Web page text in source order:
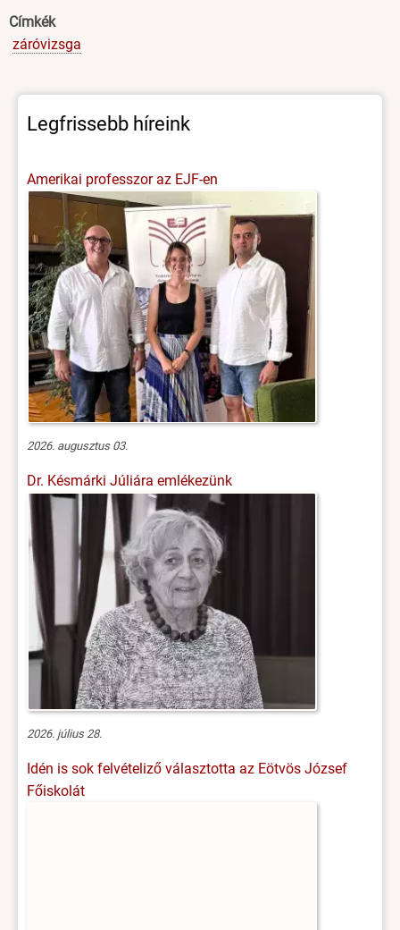
Címkék
záróvizsga
Legfrissebb híreink
Amerikai professzor az EJF-en
2026. augusztus 03.
Dr. Késmárki Júliára emlékezünk
2026. július 28.
Idén is sok felvételiző választotta az Eötvös József
Főiskolát